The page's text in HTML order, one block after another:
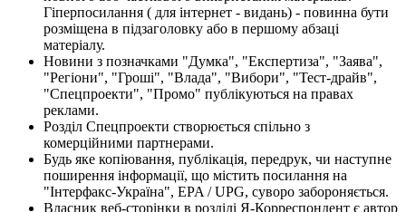
Гіперпосилання ( для інтернет - видань) - повинна бути
розміщена в підзаголовку або в першому абзаці
матеріалу.
Новини з позначками "Думка", "Експертиза", "Заява",
"Регіони", "Гроші", "Влада", "Вибори", "Тест-драйв",
"Спецпроекти", "Промо" публікуються на правах
реклами.
Розділ Спецпроекти створюється спільно з
комерційними партнерами.
Будь яке копіювання, публікація, передрук, чи наступне
поширення інформації, що містить посилання на
"Інтерфакс-Україна", EPA / UPG, суворо забороняється.
Власник веб-сторінки в розділі Я-Корреспондент є автор